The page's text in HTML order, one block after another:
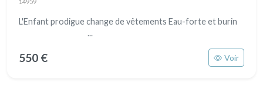
L'Enfant prodigue change de vêtements Eau-forte et burin
...
550 € Voir